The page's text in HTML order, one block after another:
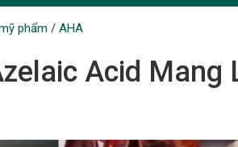
phẩm / AHA
Acid Mang